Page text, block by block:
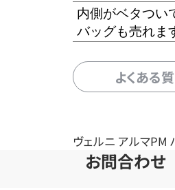
内側がベタつい
バッグも売れま
よくある
ヴェルニ アルマPM
お問合わせ